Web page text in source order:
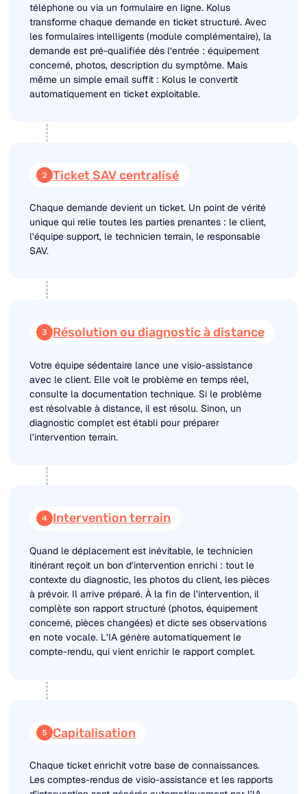
téléphone ou via un formulaire en ligne. Kolus
transforme chaque demande en ticket structuré. Avec
les formulaires intelligents (module complémentaire), la
demande est pré-qualifiée dès l’entrée : équipement
concerné, photos, description du symptôme. Mais
même un simple email suffit : Kolus le convertit
automatiquement en ticket exploitable.
Ticket SAV centralisé
Chaque demande devient un ticket. Un point de vérité
unique qui relie toutes les parties prenantes : le client,
l’équipe support, le technicien terrain, le responsable
SAV.
Résolution ou diagnostic à distance
Votre équipe sédentaire lance une visio-assistance
avec le client. Elle voit le problème en temps réel,
consulte la documentation technique. Si le problème
est résolvable à distance, il est résolu. Sinon, un
diagnostic complet est établi pour préparer
l’intervention terrain.
Intervention terrain
Quand le déplacement est inévitable, le technicien
itinérant reçoit un bon d’intervention enrichi : tout le
contexte du diagnostic, les photos du client, les pièces
à prévoir. Il arrive préparé. À la fin de l’intervention, il
complète son rapport structuré (photos, équipement
concerné, pièces changées) et dicte ses observations
en note vocale. L’IA génère automatiquement le
compte-rendu, qui vient enrichir le rapport complet.
Capitalisation
Chaque ticket enrichit votre base de connaissances.
Les comptes-rendus de visio-assistance et les rapports